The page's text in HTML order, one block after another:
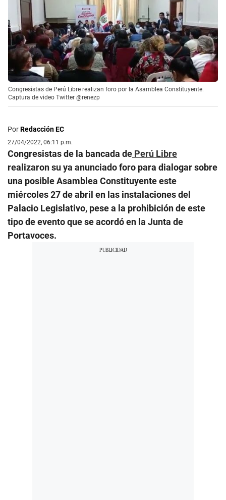
Congresistas de Perú Libre realizan foro por la Asamblea Constituyente.
Captura de video Twitter @renezp
PorRedacción EC
27/04/2022, 06:11 p.m.
Congresistas de la bancada de Perú Libre
realizaron su ya anunciado foro para dialogar sobre
una posible Asamblea Constituyente este
miércoles 27 de abril en las instalaciones del
Palacio Legislativo, pese a la prohibición de este
tipo de evento que se acordó en la Junta de
Portavoces.